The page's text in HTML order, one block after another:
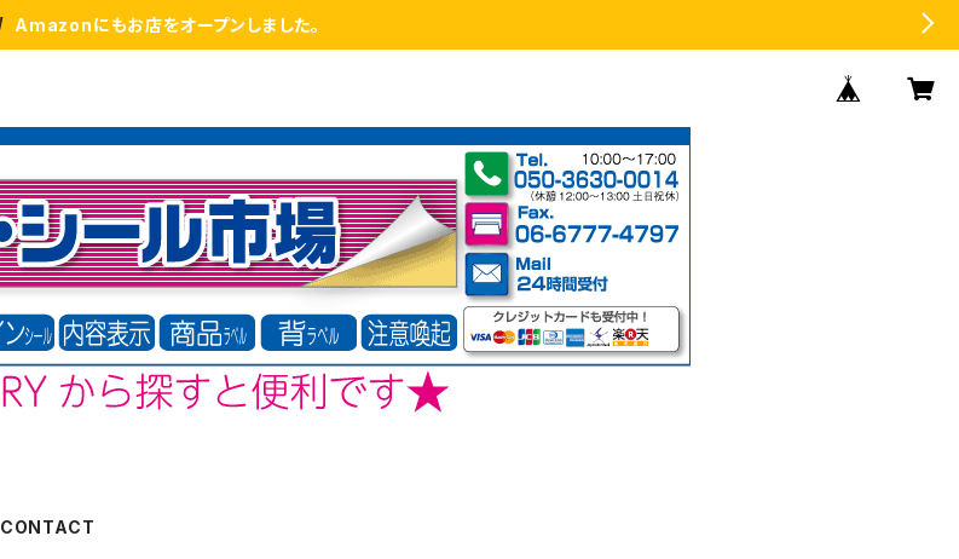
Amazonにもお店をオープンしました。
CONTACT